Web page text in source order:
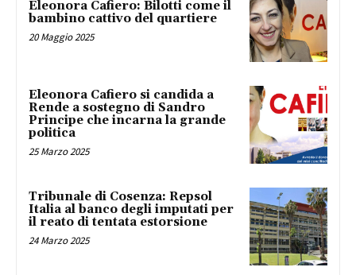
Eleonora Cafiero: Bilotti come il
bambino cattivo del quartiere
20 Maggio 2025
Eleonora Cafiero si candida a
Rende a sostegno di Sandro
Principe che incarna la grande
politica
25 Marzo 2025
Tribunale di Cosenza: Repsol
Italia al banco degli imputati per
il reato di tentata estorsione
24 Marzo 2025